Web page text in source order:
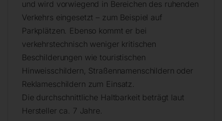
und wird vorwiegend in Bereichen des ruhenden
Verkehrs eingesetzt – zum Beispiel auf
Parkplätzen. Ebenso kommt er bei
verkehrstechnisch weniger kritischen
Beschilderungen wie touristischen
Hinweisschildern, Straßennamenschildern oder
Reklameschildern zum Einsatz.
Die durchschnittliche Haltbarkeit beträgt laut
Hersteller ca. 7 Jahre.